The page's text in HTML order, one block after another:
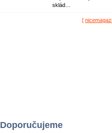
sklád…
[
Doporučujeme